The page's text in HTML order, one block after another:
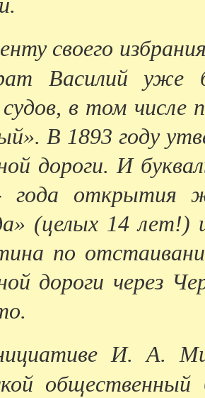
своего
Василий уже
в том числе
В 1893 году
дороги. И
года открытия
(целых 14
по
дороги через
И. А.